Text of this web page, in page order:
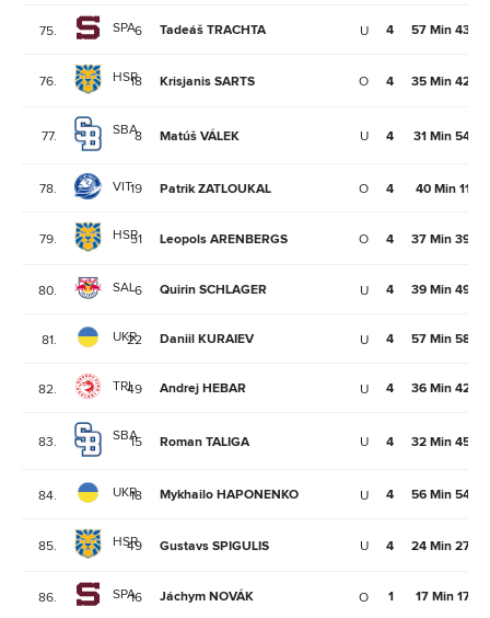
75. SPA6 Tadeáš TRACHTA U 4 57 Min
76. HSR18 Krisjanis SARTS O 4 35 Min
77. SBA8 Matúš VÁLEK U 4 31 Min
78. VIT19 Patrik ZATLOUKAL O 4 40 Min
79. HSR51 Leopols ARENBERGS O 4 37 Min
80. SAL6 Quirin SCHLAGER U 4 39 Min
81. UKR22 Daniil KURAIEV U 4 57 Min
82. TRI49 Andrej HEBAR U 4 36 Min
83. SBA15 Roman TALIGA U 4 32 Min
84. UKR18 Mykhailo HAPONENKO U 4 56 Min
85. HSR
49 Gustavs SPIGULIS U 4 24 Min
86. SPA16 Jáchym NOVÁK O 1 17 Min